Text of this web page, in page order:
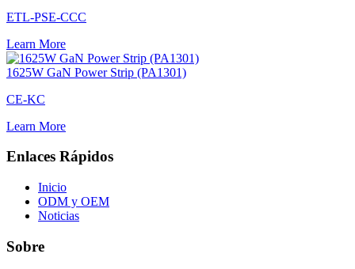
ETL-PSE-CCC
Learn More
1625W GaN Power Strip (PA1301)
CE-KC
Learn More
Enlaces Rápidos
Inicio
ODM y OEM
Noticias
Sobre